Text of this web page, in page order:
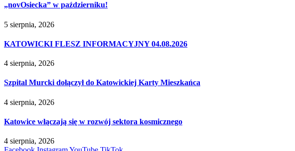
„novOsiecka” w październiku!
5 sierpnia, 2026
KATOWICKI FLESZ INFORMACYJNY 04.08.2026
4 sierpnia, 2026
Szpital Murcki dołączył do Katowickiej Karty Mieszkańca
4 sierpnia, 2026
Katowice włączają się w rozwój sektora kosmicznego
4 sierpnia, 2026